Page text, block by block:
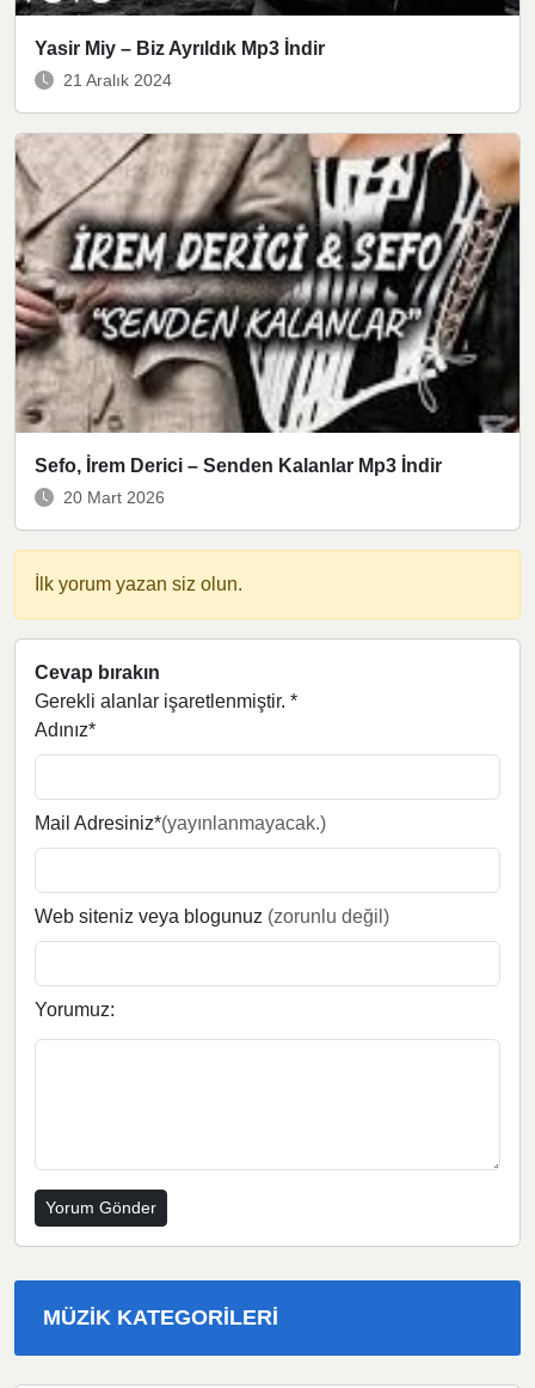
Yasir Miy – Biz Ayrıldık Mp3 İndir
21 Aralık 2024
Sefo, İrem Derici – Senden Kalanlar Mp3 İndir
20 Mart 2026
İlk yorum yazan siz olun.
Cevap bırakın
Gerekli alanlar işaretlenmiştir. *
Adınız*
Mail Adresiniz*(yayınlanmayacak.)
Web siteniz veya blogunuz (zorunlu değil)
Yorumuz:
MÜZIK KATEGORILERI